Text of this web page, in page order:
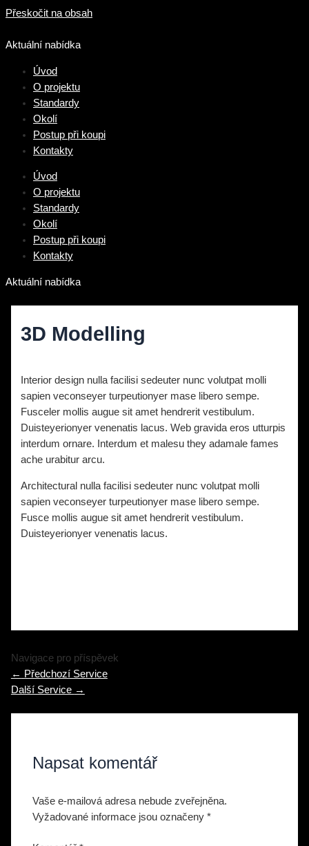
Přeskočit na obsah
Aktuální nabídka
Úvod
O projektu
Standardy
Okolí
Postup při koupi
Kontakty
Úvod
O projektu
Standardy
Okolí
Postup při koupi
Kontakty
Aktuální nabídka
3D Modelling
Interior design nulla facilisi sedeuter nunc volutpat molli
sapien veconseyer turpeutionyer mase libero sempe.
Fusceler mollis augue sit amet hendrerit vestibulum.
Duisteyerionyer venenatis lacus. Web gravida eros utturpis
interdum ornare. Interdum et malesu they adamale fames
ache urabitur arcu.
Architectural nulla facilisi sedeuter nunc volutpat molli
sapien veconseyer turpeutionyer mase libero sempe.
Fusce mollis augue sit amet hendrerit vestibulum.
Duisteyerionyer venenatis lacus.
Navigace pro příspěvek
← Předchozí Service
Další Service →
Napsat komentář
Vaše e-mailová adresa nebude zveřejněna.
Vyžadované informace jsou označeny*